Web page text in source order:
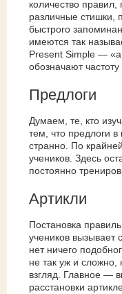
количество
различные стишки,
быстрого
имеются так
Present Simple —
обозначают частоту
Предлоги
Думаем, те, кто
тем, что предлоги
странно. По
учеников. Здесь
постоянно
Артикли
Постановка
учеников вызывает
нет ничего
не так уж и сложно,
взгляд. Главное —
расстановки